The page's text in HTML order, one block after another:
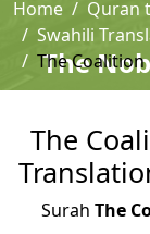
The
Home
Quran
Swahili
The Coalition
The
Surah The